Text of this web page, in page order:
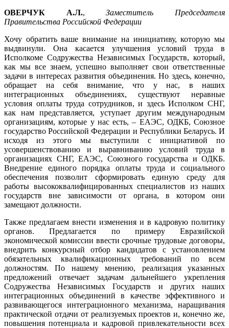
ОВЕРЧУК А.Л.,Заместитель Председателя
Правительства Российской Федерации
Хочу обратить ваше внимание на инициативу, которую мы
выдвинули. Она касается улучшения условий труда в
Исполкоме Содружества Независимых Государств, который,
как мы все знаем, успешно выполняет свои ответственные
задачи в интересах развития объединения. Но здесь, конечно,
обращает на себя внимание, что у нас, в наших
интеграционных объединениях, существуют неравные
условия оплаты труда сотрудников, и здесь Исполком СНГ,
как нам представляется, уступает другим международным
организациям, которые у нас есть, – ЕАЭС, ОДКБ, Союзное
государство Российской Федерации и Республики Беларусь. И
исходя из этого мы выступили с инициативой по
усовершенствованию и выравниванию условий труда в
организациях СНГ, ЕАЭС, Союзного государства и ОДКБ.
Внедрение единого порядка оплаты труда и социального
обеспечения позволит сформировать единую среду для
работы высококвалифицированных специалистов из наших
государств вне зависимости от органа, в котором они
замещают должности.
Также предлагаем внести изменения и в кадровую политику
органов. Предлагается по примеру Евразийской
экономической комиссии ввести срочные трудовые договоры,
внедрить конкурсный отбор кандидатов с установлением
обязательных квалификационных требований по всем
должностям. По нашему мнению, реализация указанных
предложений отвечает задачам дальнейшего укрепления
Содружества Независимых Государств и других наших
интеграционных объединений в качестве эффективного и
развивающегося интеграционного механизма, наращивания
практической отдачи от реализуемых проектов и, конечно же,
повышения потенциала и кадровой привлекательности всех